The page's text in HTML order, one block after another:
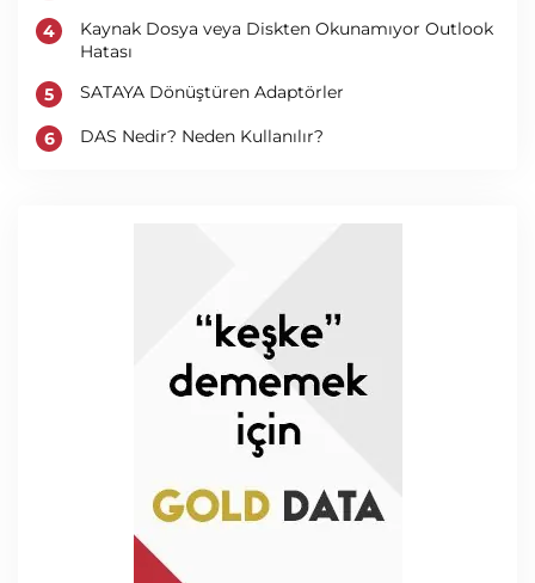
Kaynak Dosya veya Diskten Okunamıyor Outlook
Hatası
SATAYA Dönüştüren Adaptörler
DAS Nedir? Neden Kullanılır?